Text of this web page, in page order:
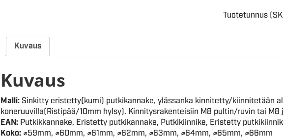
Tuotetunnus
Kuvaus
Kuvaus
Malli:Sinkitty eristetty(kumi) putkikannake, ylässanka kinnitetty/kiinnitetään
koneruuvilla(Ristipää/10mm hylsy). Kinnitysrakenteisiin M8 pultin/ruvin tai M8
EAN:Putkikkannake, Eristetty putkikannake, Putkikiinnike, Eristetty
Koko:⌀59mm, ⌀60mm, ⌀61mm, ⌀62mm, ⌀63mm, ⌀64mm, ⌀65mm, ⌀66mm